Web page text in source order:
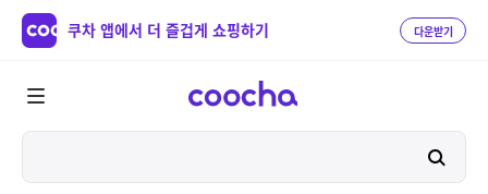
쿠차 앱에서 더 즐겁게 쇼핑하기 다운받기